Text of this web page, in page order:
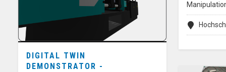
DIGITAL TWIN
DEMONSTRATOR -